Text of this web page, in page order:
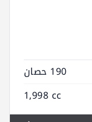
190 حصان
1,998 cc